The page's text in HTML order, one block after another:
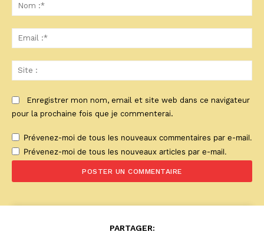
:*
:*
:
Enregistrer mon nom, email et site web dans ce navigateur
pour la prochaine fois que je commenterai.
Prévenez-moi de tous les nouveaux commentaires par e-mail.
Prévenez-moi de tous les nouveaux articles par e-mail.
PARTAGER: